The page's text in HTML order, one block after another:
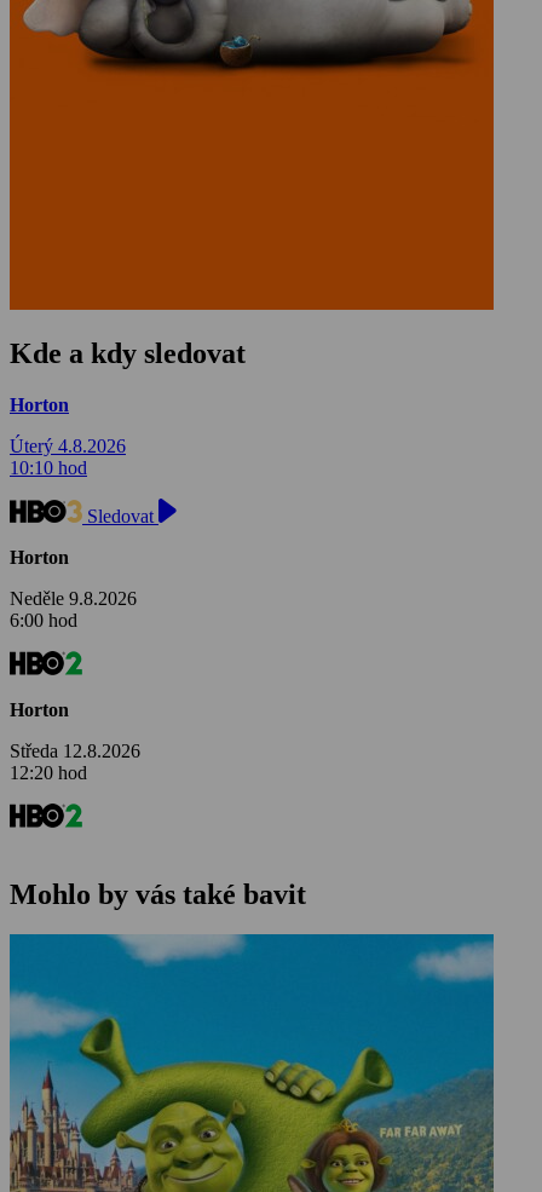
Kde a kdy sledovat
Horton
Úterý 4.8.2026
10:10 hod
Sledovat
Horton
Neděle 9.8.2026
6:00 hod
Horton
Středa 12.8.2026
12:20 hod
Mohlo by vás také bavit